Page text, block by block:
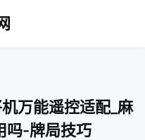
万能遥控适配_麻
吗-牌局技巧